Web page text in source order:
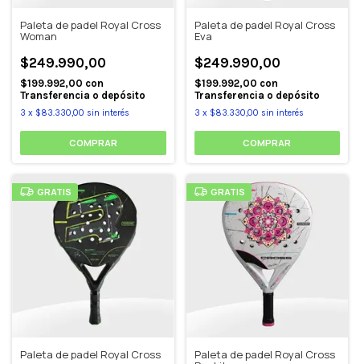
Paleta de padel Royal Cross
Woman
$249.990,00
$199.992,00 con
Transferencia o depósito
3 x $83.330,00 sin interés
Paleta de padel Royal Cross
Eva
$249.990,00
$199.992,00 con
Transferencia o depósito
3 x $83.330,00 sin interés
GRATIS
Paleta de padel Royal Cross
GRATIS
Paleta de padel Royal Cross